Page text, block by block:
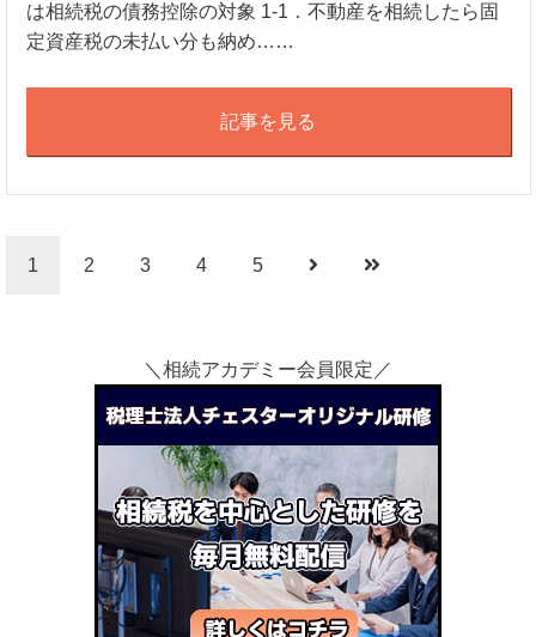
は相続税の債務控除の対象 1-1．不動産を相続したら固
定資産税の未払い分も納め……
記事を見る
1 2 3 4 5
＼相続アカデミー会員限定／